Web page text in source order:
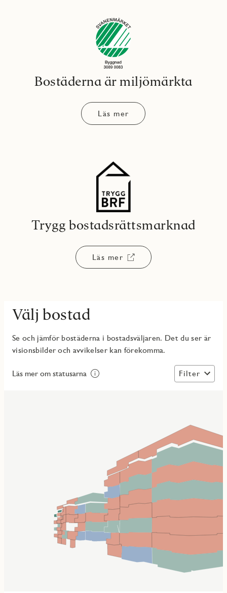
Bostäderna är miljömärkta
Läs mer
Trygg bostadsrättsmarknad
Läs mer
Välj bostad
Se och jämför bostäderna i bostadsväljaren. Det du ser är
visionsbilder och avvikelser kan förekomma.
Läs mer om statusarna Filter